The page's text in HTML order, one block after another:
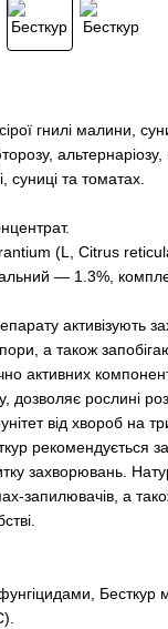
гнилі малини,
суниці та томатах.
(L, Citrus
— 1.3%,
активізують
а також
активних
дозволяє рослині
від хвороб на
рекомендується
захворювань.
запилювачів, а
Бесткур